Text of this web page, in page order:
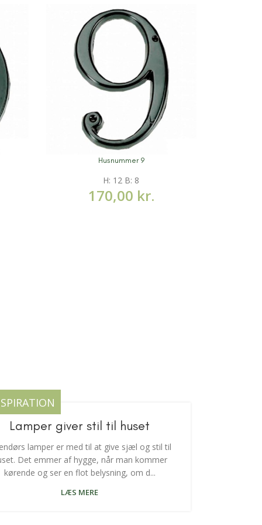
Husnummer 9
H: 12 B: 8
170,00 kr.
Lamper giver stil til huset
lamper er med til at give sjæl og stil til
Det emmer af hygge, når man kommer
kørende og ser en flot belysning, om d...
LÆS MERE